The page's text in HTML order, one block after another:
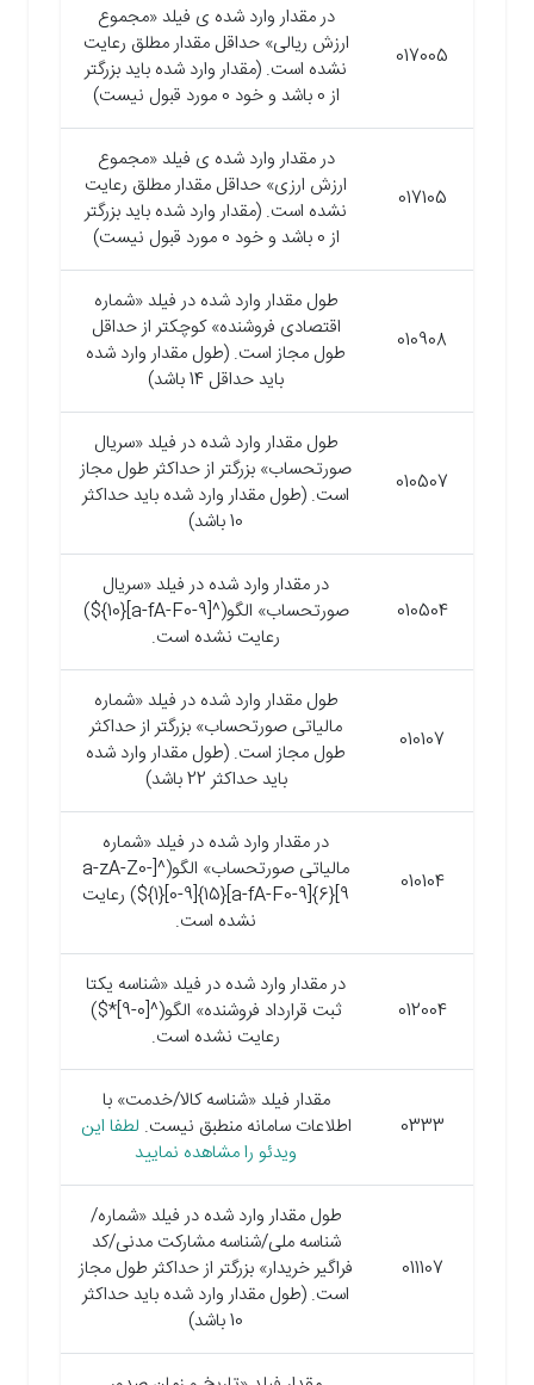
017005
در مقدار وارد شده ی فیلد «مجموع
ارزش ریالی» حداقل مقدار مطلق رعایت
نشده است. (مقدار وارد شده باید بزرگتر
از 0 باشد و خود 0 مورد قبول نیست)
017105
در مقدار وارد شده ی فیلد «مجموع
ارزش ارزی» حداقل مقدار مطلق رعایت
نشده است. (مقدار وارد شده باید بزرگتر
از 0 باشد و خود 0 مورد قبول نیست)
010908
طول مقدار وارد شده در فیلد «شماره
اقتصادی فروشنده» کوچکتر از حداقل
طول مجاز است. (طول مقدار وارد شده
باید حداقل 14 باشد)
010507
طول مقدار وارد شده در فیلد «سریال
صورتحساب» بزرگتر از حداکثر طول مجاز
است. (طول مقدار وارد شده باید حداکثر
10 باشد)
010504
در مقدار وارد شده در فیلد «سریال
صورتحساب» الگو(^[a-fA-F0-9]{10}$)
رعایت نشده است.
010107
طول مقدار وارد شده در فیلد «شماره
مالیاتی صورتحساب» بزرگتر از حداکثر
طول مجاز است. (طول مقدار وارد شده
باید حداکثر 22 باشد)
010104
در مقدار وارد شده در فیلد «شماره
مالیاتی صورتحساب» الگو(^[a-zA-Z0-
9]{6}[a-fA-F0-9]{15}[0-9]{1}$) رعایت
نشده است.
012004
در مقدار وارد شده در فیلد «شناسه یکتا
ثبت قرارداد فروشنده» الگو(^[0-9]*$)
رعایت نشده است.
0333
مقدار فیلد «شناسه کالا/خدمت» با
اطلاعات سامانه منطبق نیست. لطفا این
ویدئو را مشاهده نمایید
011107
طول مقدار وارد شده در فیلد «شماره/
شناسه ملی/شناسه مشارکت مدنی/کد
فراگیر خریدار» بزرگتر از حداکثر طول مجاز
است. (طول مقدار وارد شده باید حداکثر
10 باشد)